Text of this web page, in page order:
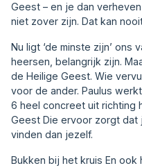
Geest – en je dan
niet zover zijn. Dat kan
Nu ligt ‘de minste zijn’ ons
heersen, belangrijk zijn.
de Heilige Geest. Wie
voor de ander. Paulus
6 heel concreet uit richting
Geest Die ervoor zorgt dat
vinden dan jezelf.
Bukken bij het kruis En